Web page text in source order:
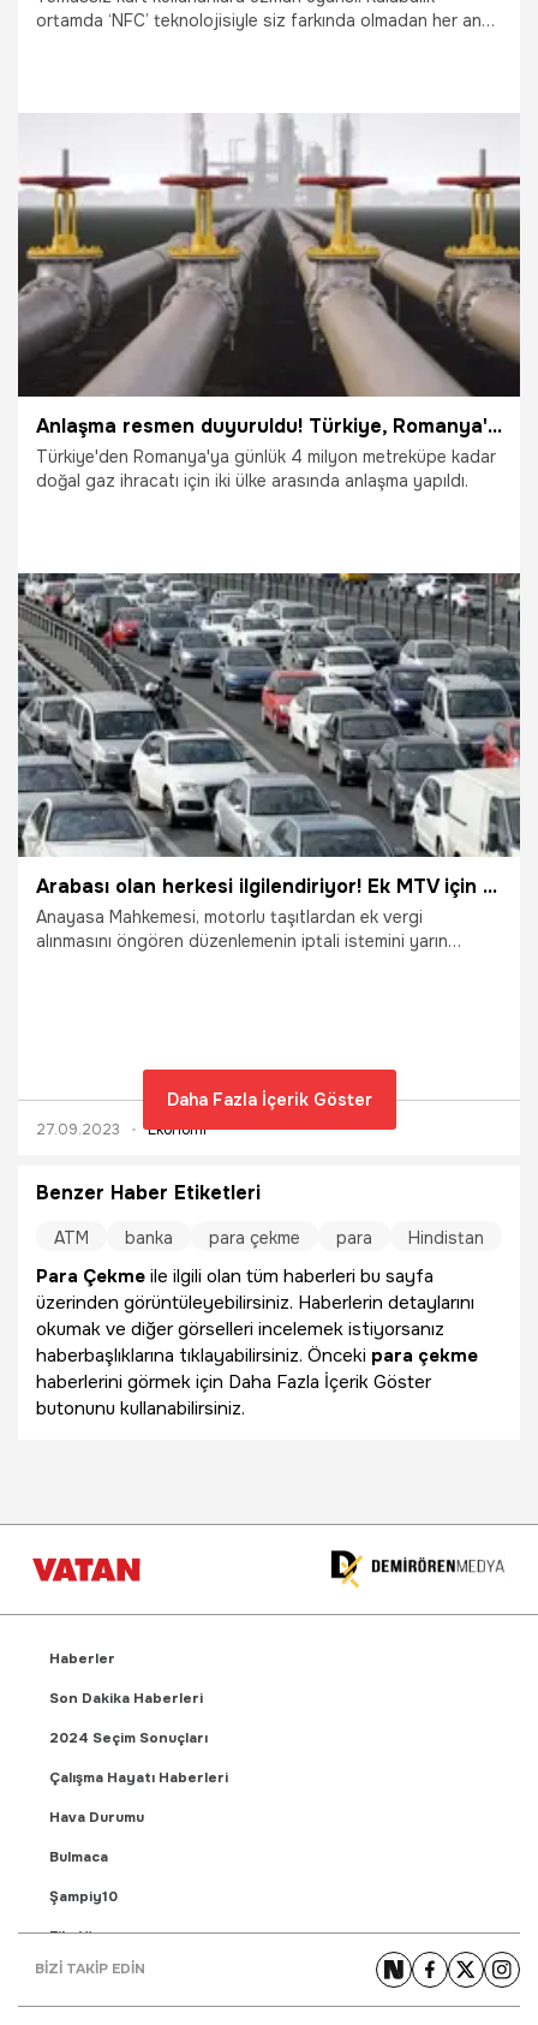
ortamda ‘NFC’ teknolojisiyle siz farkında olmadan her an
20.10.2023 Ekonomi
Anlaşma resmen duyuruldu! Türkiye, Romanya'ya günlük 4 milyon metreküpe kadar doğal gaz ihraç edecek
Türkiye'den Romanya'ya günlük 4 milyon metreküpe kadar
doğal gaz ihracatı için iki ülke arasında anlaşma yapıldı.
27.09.2023 Ekonomi
Arabası olan herkesi ilgilendiriyor! Ek MTV için yarın kritik gün
Anayasa Mahkemesi, motorlu taşıtlardan ek vergi
alınmasını öngören düzenlemenin iptali istemini yarın
27.09.2023 Ekonomi
Daha Fazla İçerik Göster
Benzer Haber Etiketleri
ATM banka para çekme para Hindistan
Para Çekme ile ilgili olan tüm haberleri bu sayfa
üzerinden görüntüleyebilirsiniz. Haberlerin detaylarını
okumak ve diğer görselleri incelemek istiyorsanız
haberbaşlıklarına tıklayabilirsiniz. Önceki para çekme
haberlerini görmek için Daha Fazla İçerik Göster
butonunu kullanabilirsiniz.
Haberler
Son Dakika Haberleri
2024 Seçim Sonuçları
Çalışma Hayatı Haberleri
Hava Durumu
Bulmaca
Şampiy10
Fikstür
Puan Durumu
BİZİ TAKİP EDİN